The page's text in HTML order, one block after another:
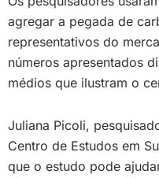
agregar a pegada de
representativos do
números apresentados
médios que ilustram o
Juliana Picoli,
Centro de Estudos em
que o estudo pode